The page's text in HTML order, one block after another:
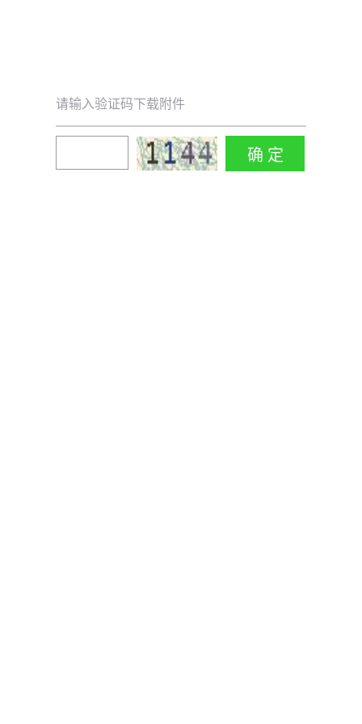
请输入验证码下载附件